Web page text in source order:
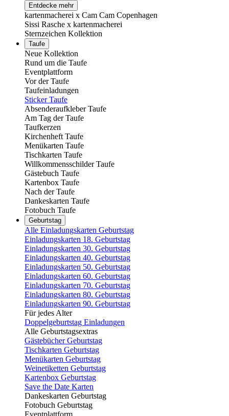
Entdecke mehr
kartenmacherei x Cam Cam Copenhagen
Sissi Rasche x kartenmacherei
Sternzeichen Kollektion
Taufe
Neue Kollektion
Rund um die Taufe
Eventplattform
Vor der Taufe
Taufeinladungen
Sticker Taufe
Absenderaufkleber Taufe
Am Tag der Taufe
Taufkerzen
Kirchenheft Taufe
Menükarten Taufe
Tischkarten Taufe
Willkommensschilder Taufe
Gästebuch Taufe
Kartenbox Taufe
Nach der Taufe
Dankeskarten Taufe
Fotobuch Taufe
Geburtstag
Alle Einladungskarten Geburtstag
Einladungskarten 18. Geburtstag
Einladungskarten 30. Geburtstag
Einladungskarten 40. Geburtstag
Einladungskarten 50. Geburtstag
Einladungskarten 60. Geburtstag
Einladungskarten 70. Geburtstag
Einladungskarten 80. Geburtstag
Einladungskarten 90. Geburtstag
Für jedes Alter
Doppelgeburtstag Einladungen
Alle Geburtstagsextras
Gästebücher Geburtstag
Tischkarten Geburtstag
Menükarten Geburtstag
Weinetiketten Geburtstag
Kartenbox Geburtstag
Save the Date Karten
Dankeskarten Geburtstag
Fotobuch Geburtstag
Eventplattform